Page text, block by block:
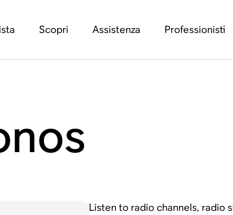
Scopri Assistenza Professionisti
Listen to radio channels, radio